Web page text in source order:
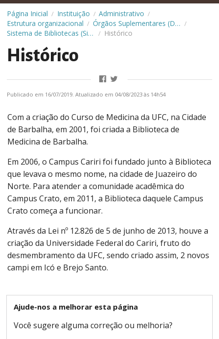
Página Inicial / Instituição / Administrativo /
Estrutura organizacional / Órgãos Suplementares (Diretorias) /
Sistema de Bibliotecas (Sibi) / Histórico
Histórico
Publicado em 16/07/2019. Atualizado em 04/08/2023 às 14h54
Com a criação do Curso de Medicina da UFC, na Cidade
de Barbalha, em 2001, foi criada a Biblioteca de
Medicina de Barbalha.
Em 2006, o Campus Cariri foi fundado junto à Biblioteca
que levava o mesmo nome, na cidade de Juazeiro do
Norte. Para atender a comunidade acadêmica do
Campus Crato, em 2011, a Biblioteca daquele Campus
Crato começa a funcionar.
Através da Lei nº 12.826 de 5 de junho de 2013, houve a
criação da Universidade Federal do Cariri, fruto do
desmembramento da UFC, sendo criado assim, 2 novos
campi em Icó e Brejo Santo.
Ajude-nos a melhorar esta página
Você sugere alguma correção ou melhoria?